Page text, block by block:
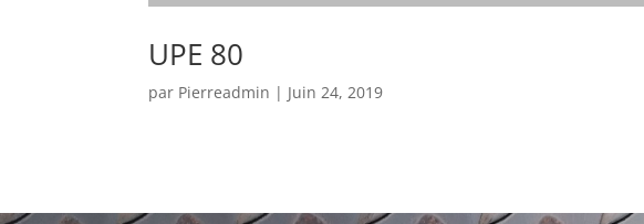
UPE 80
par Pierreadmin | Juin 24, 2019